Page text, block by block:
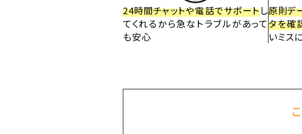
24時間チャットや電話でサポートし
てくれるから急なトラブルがあって
も安心
原則デ
タを確
いミス